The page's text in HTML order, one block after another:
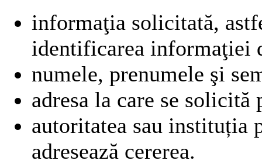
informaţia solicitată,
identificarea informaţiei
numele, prenumele şi
adresa la care se
autoritatea sau instituția
adresează cererea.